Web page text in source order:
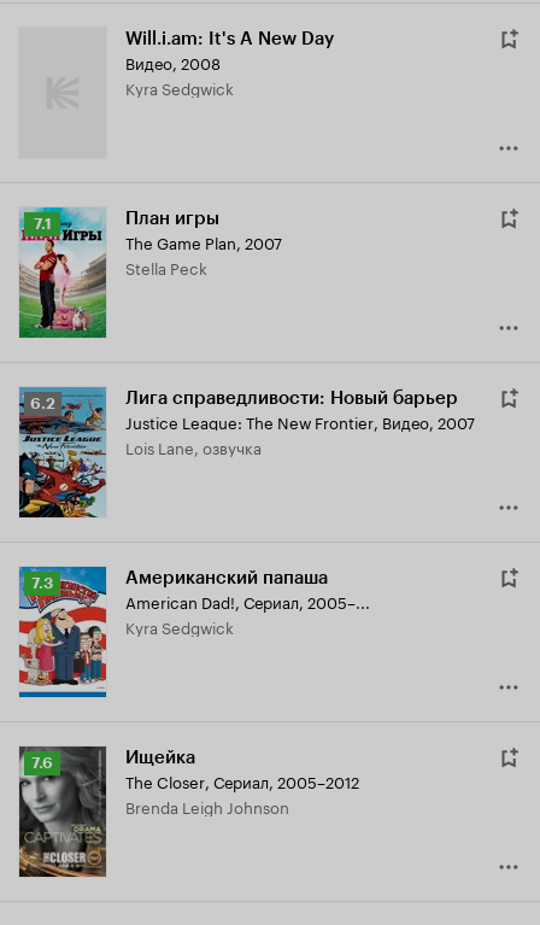
Will.i.am: It's A New Day
Видео, 2008
Kyra Sedgwick
Рейтинг
Кинопоиска
7.1
7.1 План игры
The Game Plan, 2007
Stella Peck
Рейтинг
Кинопоиска
6.2
6.2 Лига справедливости: Новый барьер
Justice League: The New Frontier, Видео, 2007
Lois Lane, озвучка
Рейтинг
Кинопоиска
7.3
7.3 Американский папаша
American Dad!, Сериал, 2005–...
Kyra Sedgwick
Рейтинг
Кинопоиска
7.6
7.6 Ищейка
The Closer, Сериал, 2005–2012
Brenda Leigh Johnson